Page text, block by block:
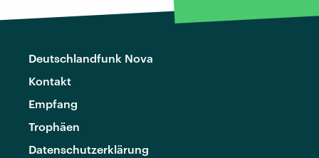
Deutschlandfunk Nova
Kontakt
Empfang
Trophäen
Datenschutzerklärung